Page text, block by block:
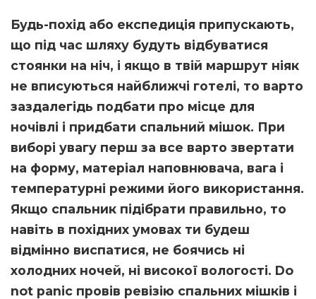
Будь-похід або експедиція припускають,
що під час шляху будуть відбуватися
стоянки на ніч, і якщо в твій маршрут ніяк
не вписуються найближчі готелі, то варто
заздалегідь подбати про місце для
ночівлі і придбати спальний мішок. При
виборі увагу перш за все варто звертати
на форму, матеріал наповнювача, вага і
температурні режими його використання.
Якщо спальник підібрати правильно, то
навіть в похідних умовах ти будеш
відмінно виспатися, не боячись ні
холодних ночей, ні високої вологості. Do
not panic провів ревізію спальних мішків і